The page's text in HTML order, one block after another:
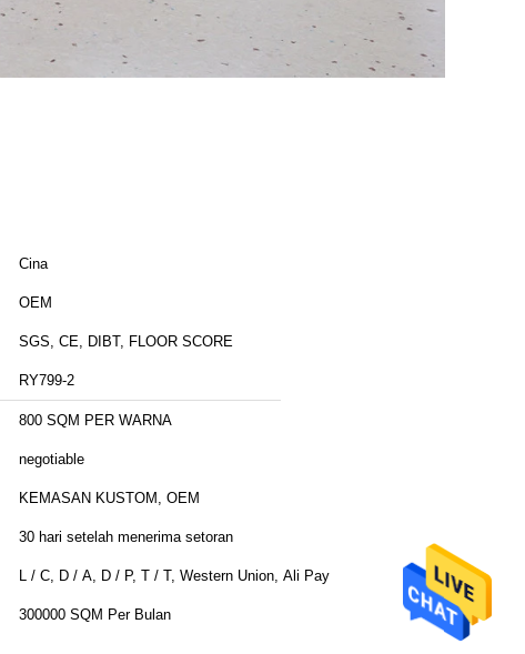
Cina
OEM
SGS, CE, DIBT, FLOOR SCORE
RY799-2
800 SQM PER WARNA
negotiable
KEMASAN KUSTOM, OEM
30 hari setelah menerima setoran
L / C, D / A, D / P, T / T, Western Union, Ali Pay
300000 SQM Per Bulan